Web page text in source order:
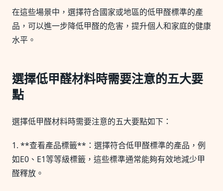
在這些場景中，選擇符合國家或地區的低甲醛標準的產
品，可以進一步降低甲醛的危害，提升個人和家庭的健康
水平。
選擇低甲醛材料時需要注意的五大要
點
選擇低甲醛材料時需要注意的五大要點如下：
1. **查看產品標籤**：選擇符合低甲醛標準的產品，例
如E0、E1等等級標籤，這些標準通常能夠有效地減少甲
醛釋放。